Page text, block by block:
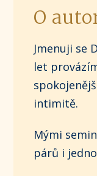
O
Jmenuji se
let
intimitě.
Mými
párů i